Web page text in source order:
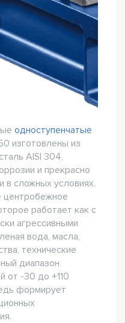
одноступенчатые
изготовлены из
AISI 304,
и прекрасно
в сложных условиях.
центробежное
работает как с
агрессивными
вода, масла,
технические
диапазон
от -30 до +110
формирует